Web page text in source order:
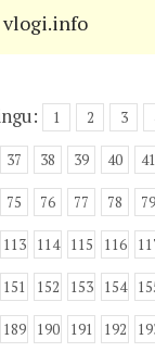
vlogi.info
1 2 3
37 38 39 40 41
75 76 77 78 79
113 114 115 116
151 152 153 154
189 190 191 192